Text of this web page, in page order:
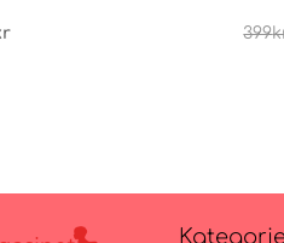
Nåværende 399